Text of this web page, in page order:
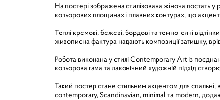
На постері зображена стилізована жіноча постать
кольорових площинах і плавних контурах, що
Теплі кремові, бежеві, бордові та темно-сині
живописна фактура надають композиції затишку,
Робота виконана у стилі Contemporary Art із
кольорова гама та лаконічний художній підхід
Такий постер стане стильним акцентом для спальні,
contemporary, Scandinavian, minimal та modern,